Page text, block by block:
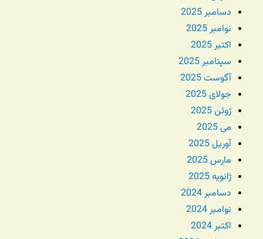
دسامبر 2025
نوامبر 2025
اکتبر 2025
سپتامبر 2025
آگوست 2025
جولای 2025
ژوئن 2025
می 2025
آوریل 2025
مارس 2025
ژانویه 2025
دسامبر 2024
نوامبر 2024
اکتبر 2024